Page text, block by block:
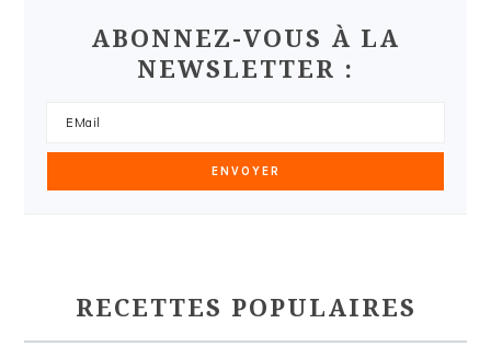
ABONNEZ-VOUS À LA
NEWSLETTER :
RECETTES POPULAIRES